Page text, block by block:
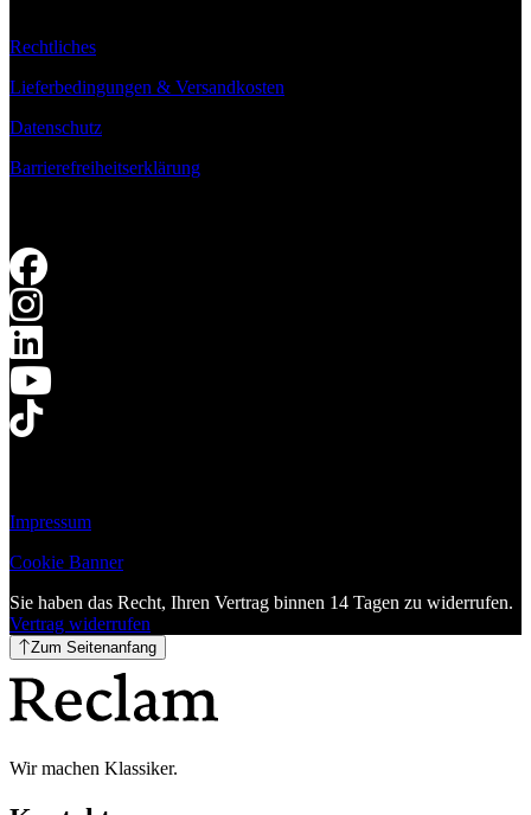
Rechtliches
Lieferbedingungen & Versandkosten
Datenschutz
Barrierefreiheitserklärung
Impressum
Cookie Banner
Sie haben das Recht, Ihren Vertrag binnen 14 Tagen zu widerrufen.
Vertrag widerrufen
Zum Seitenanfang
Wir machen Klassiker.